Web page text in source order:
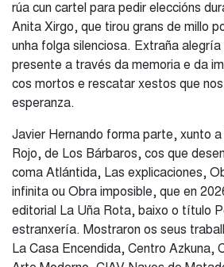
rúa cun cartel para pedir eleccións
Anita Xirgo, que tirou grans de millo
unha folga silenciosa. Extraña alegría
presente a través da memoria e da
cos mortos e rescatar xestos que
esperanza.
Javier Hernando forma parte, xunto a
Rojo, de Los Bárbaros, cos que
coma Atlántida, Las explicaciones,
infinita ou Obra imposible, que en
editorial La Uña Rota, baixo o título
estranxería. Mostraron os seus
La Casa Encendida, Centro Azkuna,